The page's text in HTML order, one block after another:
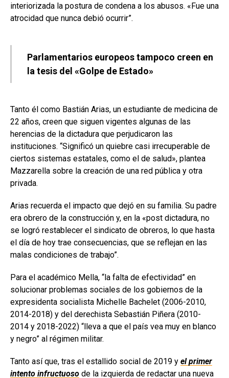
interiorizada la postura de condena a los abusos. «Fue una
atrocidad que nunca debió ocurrir”.
Parlamentarios europeos tampoco creen en
la tesis del «Golpe de Estado»
Tanto él como Bastián Arias, un estudiante de medicina de
22 años, creen que siguen vigentes algunas de las
herencias de la dictadura que perjudicaron las
instituciones. “Significó un quiebre casi irrecuperable de
ciertos sistemas estatales, como el de salud», plantea
Mazzarella sobre la creación de una red pública y otra
privada.
Arias recuerda el impacto que dejó en su familia. Su padre
era obrero de la construcción y, en la «post dictadura, no
se logró restablecer el sindicato de obreros, lo que hasta
el día de hoy trae consecuencias, que se reflejan en las
malas condiciones de trabajo”.
Para el académico Mella, “la falta de efectividad” en
solucionar problemas sociales de los gobiernos de la
expresidenta socialista Michelle Bachelet (2006-2010,
2014-2018) y del derechista Sebastián Piñera (2010-
2014 y 2018-2022) “lleva a que el país vea muy en blanco
y negro” al régimen militar.
Tanto así que, tras el estallido social de 2019 y el primer
intento infructuoso de la izquierda de redactar una nueva